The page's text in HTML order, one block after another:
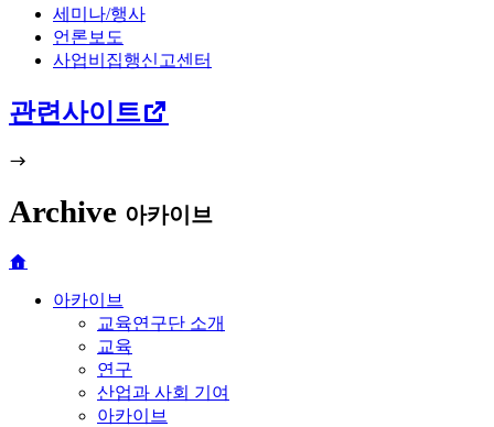
세미나/행사
언론보도
사업비집행신고센터
관련사이트
Archive 아카이브
아카이브
교육연구단 소개
교육
연구
산업과 사회 기여
아카이브